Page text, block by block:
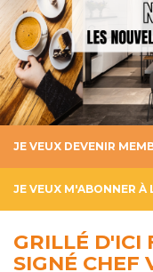
JE VEUX DEVENIR
JE VEUX M'ABONNER À
GRILLÉ D'ICI
SIGNÉ CHEF